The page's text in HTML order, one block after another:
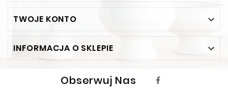
TWOJE KONTO 
INFORMACJA O SKLEPIE 
Obserwuj Nas